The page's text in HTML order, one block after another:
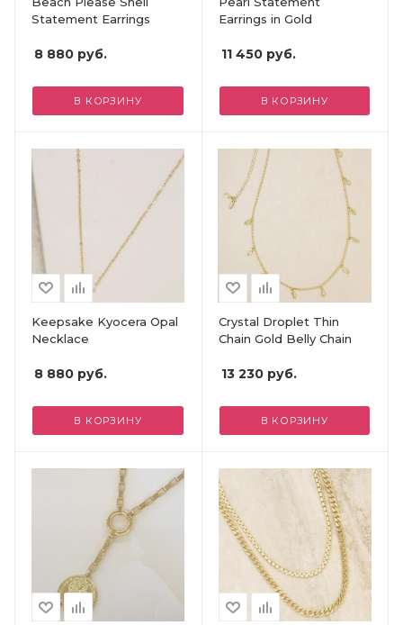
Statement Earrings
8 880 руб.
В КОРЗИНУ
Earrings in Gold
11 450руб.
В КОРЗИНУ
Keepsake Kyocera Opal
Necklace
8 880 руб.
В КОРЗИНУ
Crystal Droplet Thin
Chain Gold Belly Chain
13 230руб.
В КОРЗИНУ